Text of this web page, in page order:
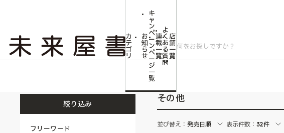
カ
テ
ゴ
リ
お
知
ら
せ
キ
ャ
ン
ペ
ー
ン
ペ
ー
ジ
一
覧
連
載
一
覧
よ
く
あ
る
質
問
店
舗
一
覧
絞り込み
フリーワード
その他
並び替え： 発売日順 表示件数： 32件